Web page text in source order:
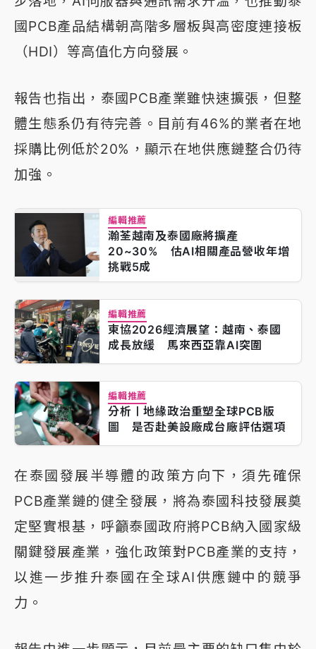
國PCB產品結構朝高階多層板與高密度連接板
（HDI）等高值化方向發展。
報告也指出，泰國PCB產業雖快速擴張，但整
體生態系仍有待完善。目前有46%的業者在地
採購比例低於20%，顯示在地供應鏈整合仍待
加強。
編輯推薦
瀚荃越南及泰國廠將擴產
20~30% 估AI相關產品營收年增
挑戰5成
編輯推薦
東協2026經濟展望：越南、泰國
成長放緩 馬來西亞靠AI突圍
編輯推薦
分析〡地緣政治重塑全球PCB版
圖 是否赴美設廠成台廠評估選項
在泰國發展半導體的政策方向下，須先確保
PCB產業鏈的健全發展，將為泰國科技發展奠
定堅實根基，呼籲泰國政府將PCB納入國家級
關鍵發展產業，強化政策對PCB產業的支持，
以進一步推升泰國在全球AI供應鏈中的競爭
力。